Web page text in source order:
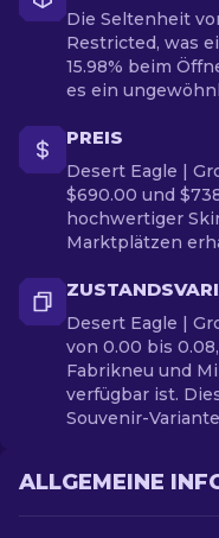
Die Seltenheit
Restricted, was
15.98% beim
es ein
PREIS
Desert Eagle |
$690.00 und
hochwertiger
Marktplätzen
Desert Eagle |
von 0.00 bis
Fabrikneu und
verfügbar ist.
Souvenir-
ALLGEMEINE